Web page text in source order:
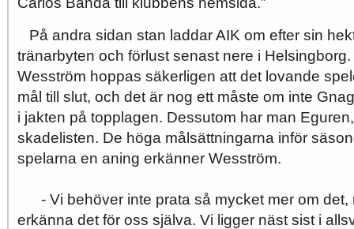
På andra sidan stan laddar AIK om efter sin
tränarbyten och förlust senast nere i
Wesström hoppas säkerligen att det lovande
mål till slut, och det är nog ett måste om inte
i jakten på topplagen. Dessutom har man
skadelisten. De höga målsättningarna inför
spelarna en aning erkänner Wesström.
- Vi behöver inte prata så mycket mer om
erkänna det för oss själva. Vi ligger näst sist i